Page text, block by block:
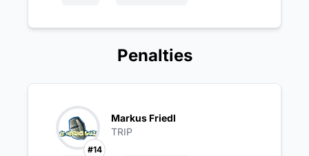
Penalties
#14
Markus Friedl
TRIP